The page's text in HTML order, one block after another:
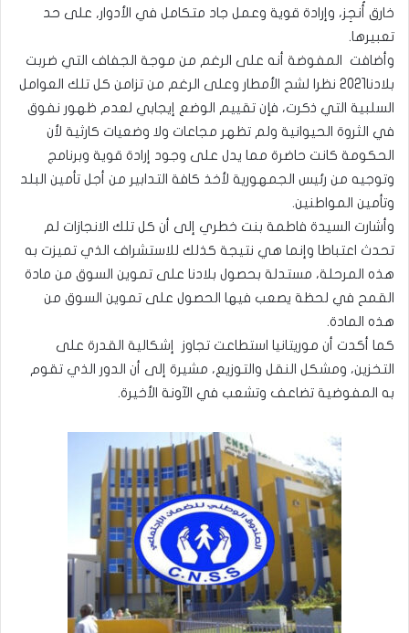
خارق أُنجِز، وإرادة قوية وعمل جاد متكامل في الأدوار, على حد
تعبيرها.
وأضافت المفوضة أنه على الرغم من موجة الجفاف التي ضربت
بلادنا2021 نظرا لشح الأمطار وعلى الرغم من تزامن كل تلك العوامل
السلبية التي ذكرت، فإن تقييم الوضع إيجابي لعدم ظهور نفوق
في الثروة الحيوانية ولم تظهر مجاعات ولا وضعيات كارثية لأن
الحكومة كانت حاضرة مما يدل على وجود إرادة قوية وبرنامج
وتوجيه من رئيس الجمهورية لأخذ كافة التدابير من أجل تأمين البلد
وتأمين المواطنين.
وأشارت السيدة فاطمة بنت خطري إلى أن كل تلك الانجازات لم
تحدث اعتباطا وإنما هي نتيجة كذلك للاستشراف الذي تميزت به
هذه المرحلة، مستدلة بحصول بلادنا على تموين السوق من مادة
القمح في لحظة يصعب فيها الحصول على تموين السوق من
هذه المادة.
كما أكدت أن موريتانيا استطاعت تجاوز إشكالية القدرة على
التخزين، ومشكل النقل والتوزيع، مشيرة إلى أن الدور الذي تقوم
به المفوضية تضاعف وتشعب في الآونة الأخيرة.